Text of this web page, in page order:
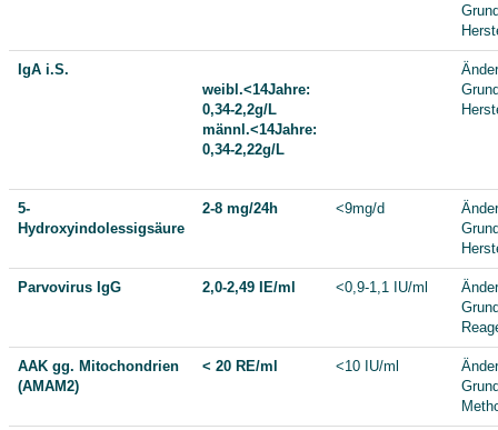
IgA i.S.
weibl.<14Jahre:
0,34-2,2g/L
männl.<14Jahre:
0,34-2,22g/L
5-
Hydroxyindolessigsäure
2-8 mg/24h <9mg/d
Parvovirus IgG 2,0-2,49 IE/ml <0,9-1,1 IU/ml
AAK gg. Mitochondrien
(AMAM2)
< 20 RE/ml <10 IU/ml